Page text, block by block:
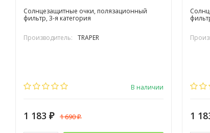
Солнцезащитные очки, полязационный
фильтр, 3-я категория
Производитель: TRAPER
В наличии
1 183 ₽ 1 690₽ 1